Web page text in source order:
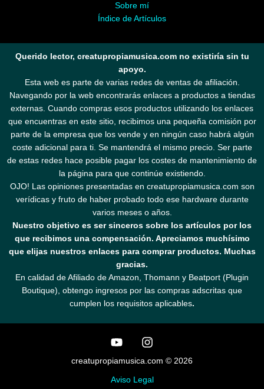
Sobre mí
Índice de Artículos
Querido lector, creatupropiamusica.com no existiría sin tu
apoyo.
Esta web es parte de varias redes de ventas de afiliación.
Navegando por la web encontrarás enlaces a productos a tiendas
externas. Cuando compras esos productos utilizando los enlaces
que encuentras en este sitio, recibimos una pequeña comisión por
parte de la empresa que los vende y en ningún caso habrá algún
coste adicional para ti. Se mantendrá el mismo precio. Ser parte
de estas redes hace posible pagar los costes de mantenimiento de
la página para que continúe existiendo.
OJO! Las opiniones presentadas en creatupropiamusica.com son
verídicas y fruto de haber probado todo ese hardware durante
varios meses o años.
Nuestro objetivo es ser sinceros sobre los artículos por los
que recibimos una compensación. Apreciamos muchísimo
que elijas nuestros enlaces para comprar productos. Muchas
gracias.
En calidad de Afiliado de Amazon, Thomann y Beatport (Plugin
Boutique), obtengo ingresos por las compras adscritas que
cumplen los requisitos aplicables.
creatupropiamusica.com © 2026
Aviso Legal